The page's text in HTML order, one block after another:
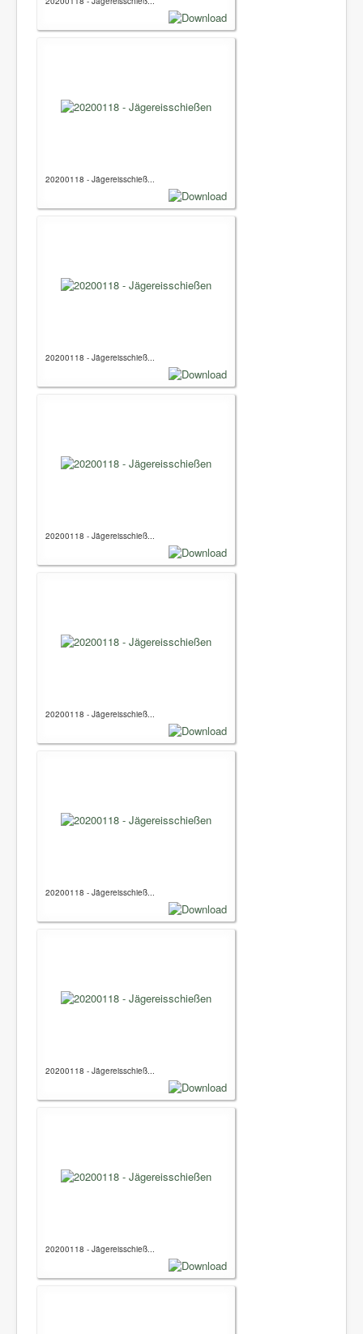
20200118 - Jägereisschieß...
20200118 - Jägereisschieß...
20200118 - Jägereisschieß...
20200118 - Jägereisschieß...
20200118 - Jägereisschieß...
20200118 - Jägereisschieß...
20200118 - Jägereisschieß...